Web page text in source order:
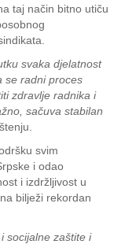
taj način bitno utiču
svaka djelatnost
se radni proces
zdravlje radnika i
sačuva stabilan
svim
i odao
i izdržljivost u
bilježi rekordan
socijalne zaštite i